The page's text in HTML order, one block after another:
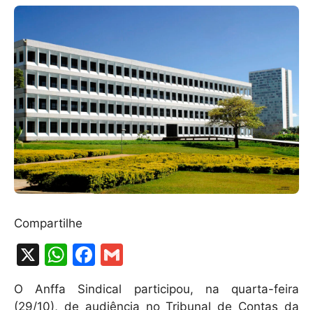
Compartilhe
X
W
h
at
F
a
c
ai
O Anffa Sindical participou, na quarta-feira
(29/10), de audiência no Tribunal de Contas da